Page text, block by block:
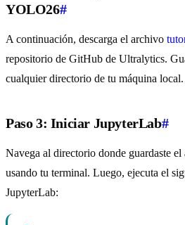
YOLO26#
A continuación, descarga el archivo
repositorio de GitHub de Ultralytics.
cualquier directorio de tu máquina local.
Paso 3: Iniciar JupyterLab#
Navega al directorio donde guardaste
usando tu terminal. Luego, ejecuta el
JupyterLab: